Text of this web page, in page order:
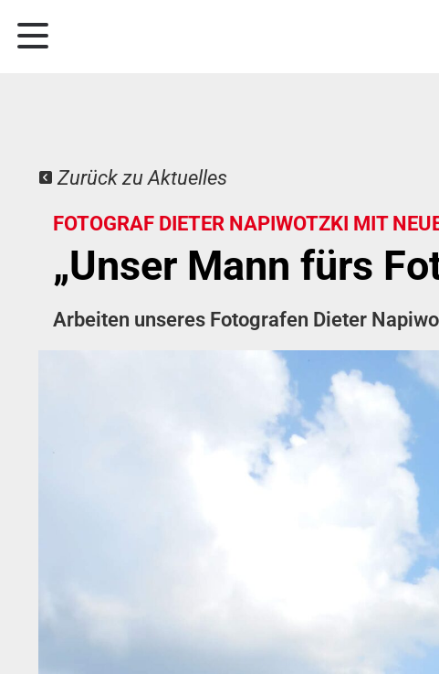
Zurück zu Aktuelles
FOTOGRAF DIETER NAPIWOTZKI MIT
„Unser Mann fürs
Arbeiten unseres Fotografen Dieter